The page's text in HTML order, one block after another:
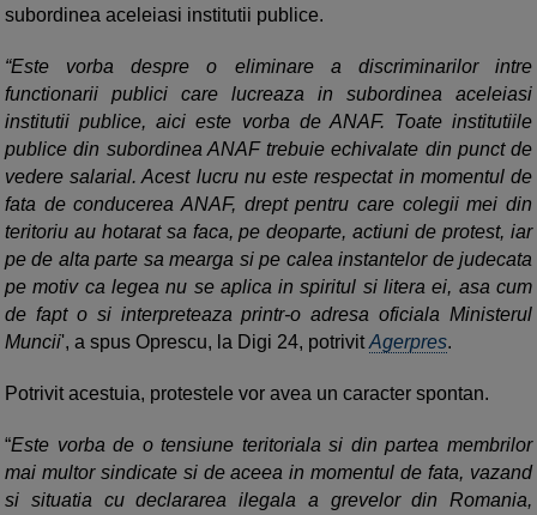
subordinea aceleiasi institutii publice.
“Este vorba despre o eliminare a discriminarilor intre
functionarii publici care lucreaza in subordinea aceleiasi
institutii publice, aici este vorba de ANAF. Toate institutiile
publice din subordinea ANAF trebuie echivalate din punct de
vedere salarial. Acest lucru nu este respectat in momentul de
fata de conducerea ANAF, drept pentru care colegii mei din
teritoriu au hotarat sa faca, pe deoparte, actiuni de protest, iar
pe de alta parte sa mearga si pe calea instantelor de judecata
pe motiv ca legea nu se aplica in spiritul si litera ei, asa cum
de fapt o si interpreteaza printr-o adresa oficiala Ministerul
Muncii', a spus Oprescu, la Digi 24, potrivitAgerpres.
Potrivit acestuia, protestele vor avea un caracter spontan.
“Este vorba de o tensiune teritoriala si din partea membrilor
mai multor sindicate si de aceea in momentul de fata, vazand
si situatia cu declararea ilegala a grevelor din Romania,